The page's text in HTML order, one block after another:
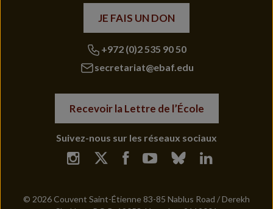
JE FAIS UN DON
+972 (0)2 535 90 50
secretariat@ebaf.edu
Recevoir la Lettre de l’École
Suivez-nous sur les réseaux sociaux
© 2026 Couvent Saint-Étienne 83-85 Nablus Road / Derekh